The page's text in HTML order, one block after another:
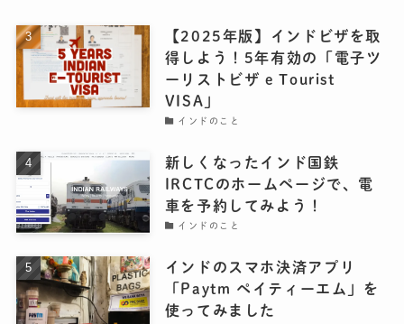
【2025年版】インドビザを取
得しよう！5年有効の「電子ツ
ーリストビザ e Tourist
VISA」
インドのこと
新しくなったインド国鉄
IRCTCのホームページで、電
車を予約してみよう！
インドのこと
インドのスマホ決済アプリ
「Paytm ペイティーエム」を
使ってみました